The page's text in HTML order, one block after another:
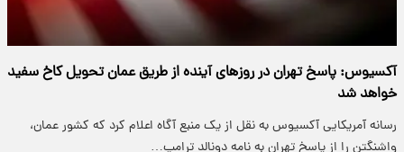
آکسیوس: پاسخ تهران در روزهای آینده از طریق عمان تحویل کاخ سفید
خواهد شد
رسانه آمریکایی آکسیوس به نقل از یک منبع آگاه اعلام کرد که کشور عمان،
واشنگتن را از پاسخ تهران به نامه دونالد ترامپ…